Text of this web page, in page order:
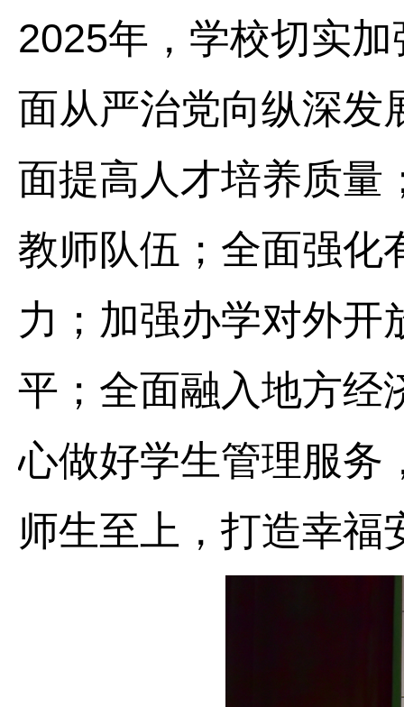
2025年，学校切实
面从严治党向纵深发
面提高人才培养质量
教师队伍；全面强化
力；加强办学对外开
平；全面融入地方经
心做好学生管理服务
师生至上，打造幸福